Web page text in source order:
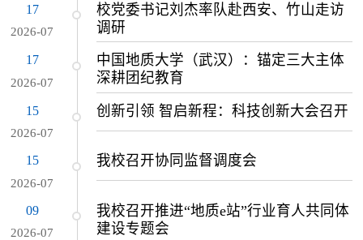
17
2026-07
校党委书记刘杰率队赴西安、竹山走访
调研
17
2026-07
中国地质大学（武汉）：锚定三大主体
深耕团纪教育
15
2026-07
创新引领 智启新程：科技创新大会召开
15
2026-07
我校召开协同监督调度会
09
2026-07
我校召开推进“地质e站”行业育人共同体
建设专题会